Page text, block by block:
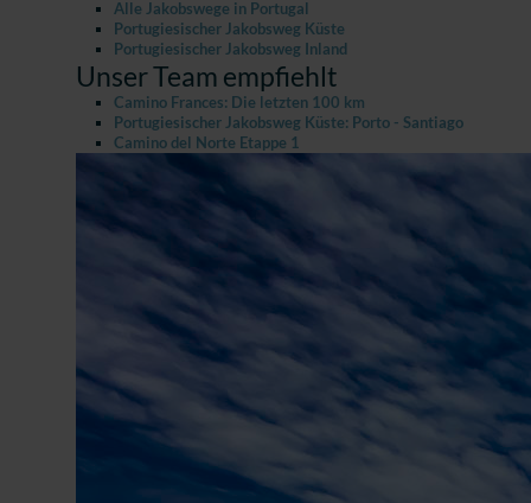
Alle Jakobswege in Portugal
Portugiesischer Jakobsweg Küste
Portugiesischer Jakobsweg Inland
Unser Team empfiehlt
Camino Frances: Die letzten 100 km
Portugiesischer Jakobsweg Küste: Porto - Santiago
Camino del Norte Etappe 1